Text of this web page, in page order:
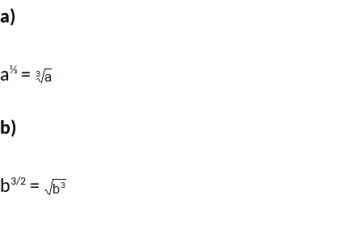
a)
a⅓ =
b)
b3/2 =